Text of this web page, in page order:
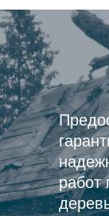
работ